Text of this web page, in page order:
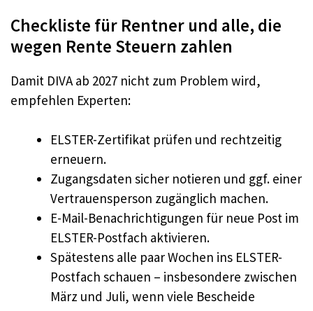
Checkliste für Rentner und alle, die
wegen Rente Steuern zahlen
Damit DIVA ab 2027 nicht zum Problem wird,
empfehlen Experten:
ELSTER-Zertifikat prüfen und rechtzeitig
erneuern.
Zugangsdaten sicher notieren und ggf. einer
Vertrauensperson zugänglich machen.
E-Mail-Benachrichtigungen für neue Post im
ELSTER-Postfach aktivieren.
Spätestens alle paar Wochen ins ELSTER-
Postfach schauen – insbesondere zwischen
März und Juli, wenn viele Bescheide